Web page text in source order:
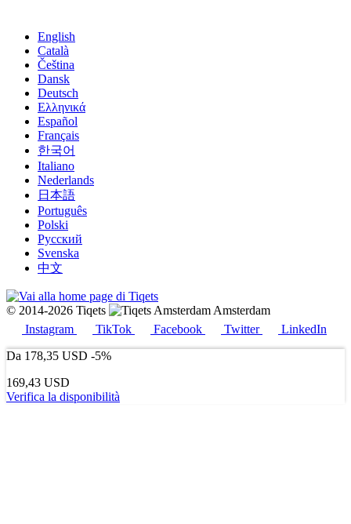
English
Català
Čeština
Dansk
Deutsch
Ελληνικά
Español
Français
한국어
Italiano
Nederlands
日本語
Português
Polski
Русский
Svenska
中文
© 2014-2026 Tiqets
Amsterdam
Instagram
TikTok Facebook Twitter
LinkedIn
Da 178,35 USD -5%
169,43 USD
Verifica la disponibilità